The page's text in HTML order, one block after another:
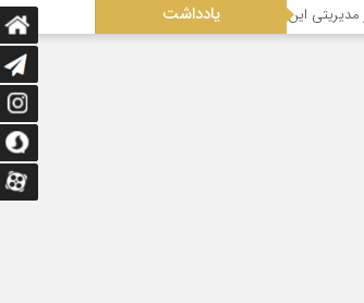
یادداشت این رشته تاثیر عدالت در توزیع امکانات صنعتی